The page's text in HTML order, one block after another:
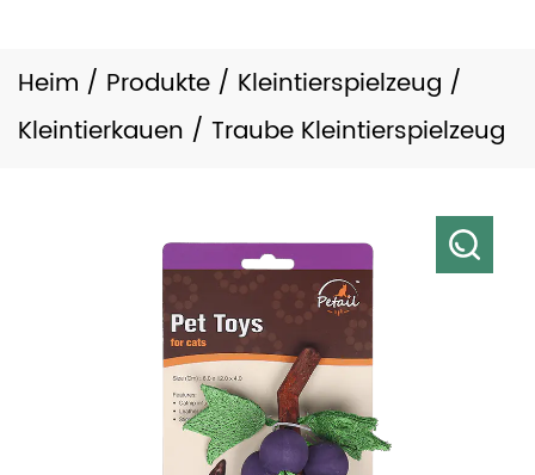
Heim / Produkte / Kleintierspielzeug /
Kleintierkauen / Traube Kleintierspielzeug